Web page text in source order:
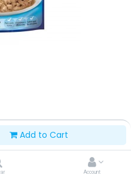
Add to Cart
Account
EN SALSA 85 G